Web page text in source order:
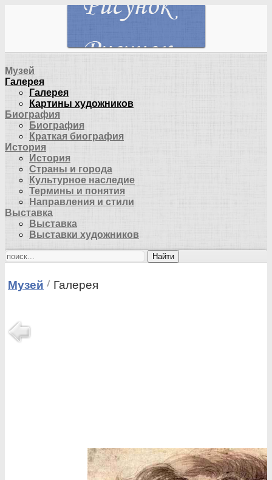
Музей
Галерея
Галерея
Картины художников
Биография
Биография
Краткая биография
История
История
Страны и города
Культурное наследие
Термины и понятия
Направления и стили
Выставка
Выставка
Выставки художников
Найти
Музей Галерея